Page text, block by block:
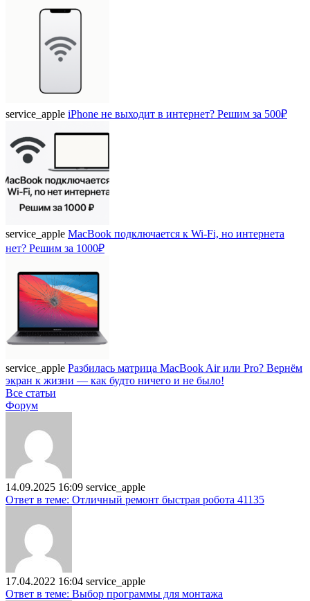
service_apple iPhone не выходит в интернет? Решим за 500₽
service_apple MacBook подключается к Wi-Fi, но интернета
нет? Решим за 1000₽
service_apple Разбилась матрица MacBook Air или Pro? Вернём
экран к жизни — как будто ничего и не было!
Все статьи
Форум
14.09.2025 16:09 service_apple
Ответ в теме: Отличный ремонт быстрая робота 41135
17.04.2022 16:04 service_apple
Ответ в теме: Выбор программы для монтажа